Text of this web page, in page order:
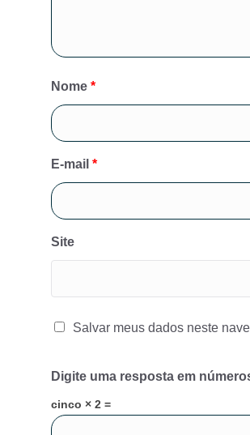
Nome *
E-mail *
Site
Salvar meus dados neste
Digite uma resposta em
cinco × 2 =